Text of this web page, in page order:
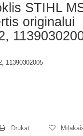
STIHL
originalui
11390302005
Drukāt